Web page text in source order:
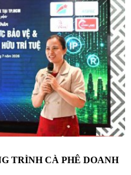
TRÌNH CÀ PHÊ DOANH